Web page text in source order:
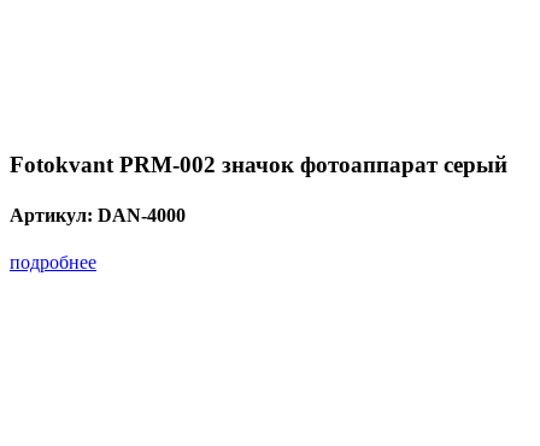
Fotokvant PRM-002 значок фотоаппарат серый
Артикул: DAN-4000
подробнее